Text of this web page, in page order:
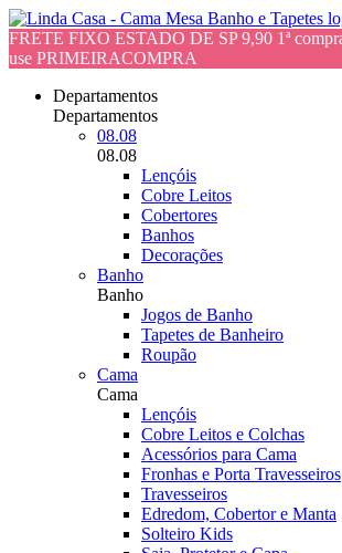
FRETE FIXO ESTADO DE SP 9,90 1ª
use PRIMEIRACOMPRA
Departamentos
Departamentos
08.08
08.08
Lençóis
Cobre Leitos
Cobertores
Banhos
Decorações
Banho
Banho
Jogos de Banho
Tapetes de Banheiro
Roupão
Cama
Cama
Lençóis
Cobre Leitos e Colchas
Acessórios para Cama
Fronhas e Porta Travesseiros
Travesseiros
Edredom, Cobertor e Manta
Solteiro Kids